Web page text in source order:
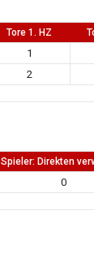
Tore 1. HZ
1
2
Spieler: Direkten
0